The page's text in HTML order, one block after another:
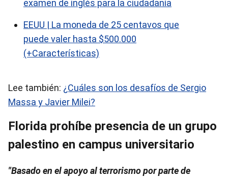
examen de inglés para la ciudadanía
EEUU | La moneda de 25 centavos que
puede valer hasta $500.000
(+Características)
Lee también: ¿Cuáles son los desafíos de Sergio
Massa y Javier Milei?
Florida prohíbe presencia de un grupo
palestino en campus universitario
"Basado en el apoyo al terrorismo por parte de